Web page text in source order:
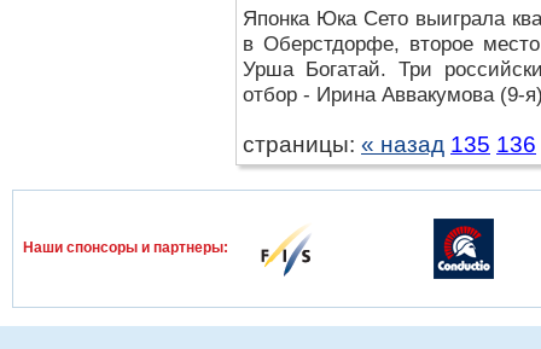
Японка Юка Сето выиграла
в Оберстдорфе, второе
Урша Богатай. Три
отбор - Ирина Аввакумова
страницы: « назад 135 136
Наши спонcоры и партнеры: